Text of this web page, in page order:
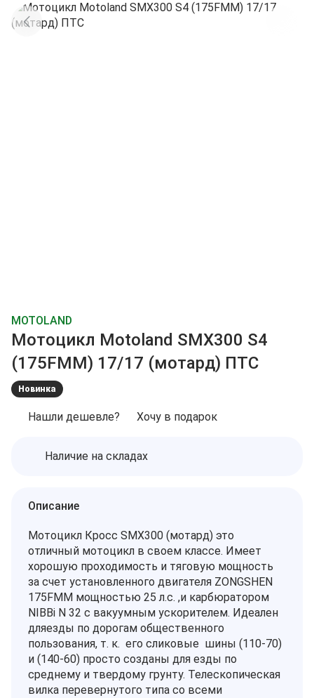
MOTOLAND
Мотоцикл Motoland SMX300 S4
(175FMM) 17/17 (мотард) ПТС
Новинка
Нашли дешевле? Хочу в подарок
Наличие на складах
Описание
Мотоцикл Кросс SMX300 (мотард) это
отличный мотоцикл в своем классе. Имеет
хорошую проходимость и тяговую мощность
за счет установленного двигателя ZONGSHEN
175FMM мощностью 25 л.с. ,и карбюратором
NIBBi N 32 с вакуумным ускорителем. Идеален
дляезды по дорогам общественного
пользования, т. к. его сликовые шины (110-70)
и (140-60) просто созданы для езды по
среднему и твердому грунту. Телескопическая
вилка перевернутого типа со всеми